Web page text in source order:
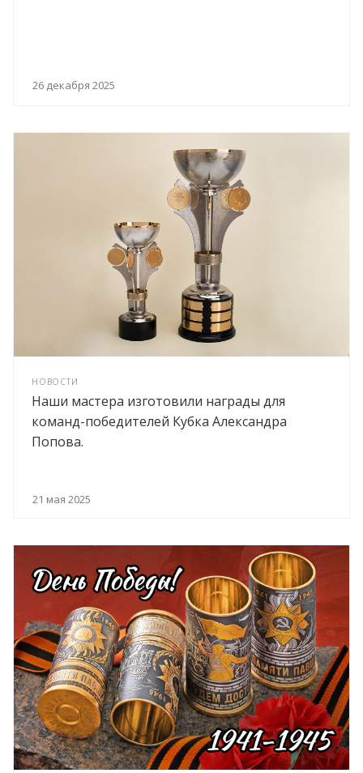
26 декабря 2025
НОВОСТИ
Наши мастера изготовили награды для
команд-победителей Кубка Александра
Попова.
21 мая 2025